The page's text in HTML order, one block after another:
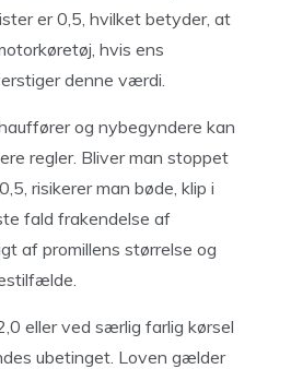
er 0,5, hvilket betyder, at
hvis ens
denne værdi.
og nybegyndere kan
regler. Bliver man stoppet
risikerer man bøde, klip i
fald frakendelse af
af promillens størrelse og
eller ved særlig farlig kørsel
ubetinget. Loven gælder